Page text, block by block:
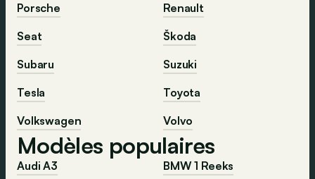
Porsche
Renault
Seat
Škoda
Subaru
Suzuki
Tesla
Toyota
Volkswagen
Volvo
Modèles populaires
Audi A3
BMW 1 Reeks